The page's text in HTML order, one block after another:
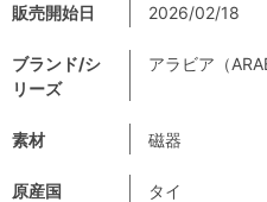
販売開始日 2026/02/18
ブランド/シ
リーズ
アラビア（
素材 磁器
原産国 タイ